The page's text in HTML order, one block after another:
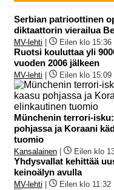
Serbian patrioottinen
diktaattorin vierailua
MV-lehti | Eilen klo 15:36
Ruotsi kouluttaa yli
vuoden 2006 jälkeen
MV-lehti | Eilen klo 15:09
Münchenin terrori-
pohjassa ja Koraani
tuomio
Kansalainen | Eilen klo
Yhdysvallat kehittää
keinoälyn avulla
MV-lehti | Eilen klo 11:32